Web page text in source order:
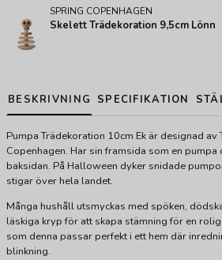
SPRING COPENHAGEN
Skelett Trädekoration 9,5cm Lönn
BESKRIVNING SPECIFIKATION
Pumpa Trädekoration 10cm Ek är designad
Copenhagen. Har sin framsida som en
baksidan. På Halloween dyker snidade
stigar över hela landet.
Många hushåll utsmyckas med spöken,
läskiga kryp för att skapa stämning för en
som denna passar perfekt i ett hem där
blinkning.